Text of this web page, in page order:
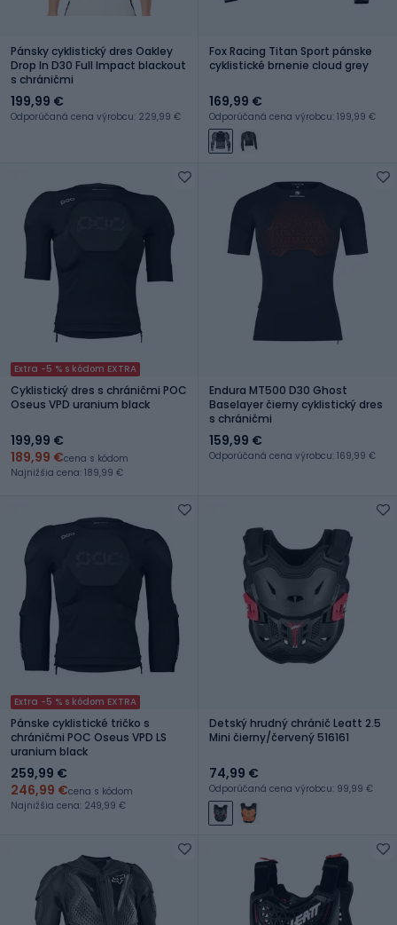
Pánsky cyklistický dres Oakley
Drop In D30 Full Impact blackout
s chráničmi
199,99 €
Odporúčaná cena výrobcu: 229,99 €
Fox Racing Titan Sport pánske
cyklistické brnenie cloud grey
169,99 €
Odporúčaná cena výrobcu: 199,99 €
Extra -5 % s kódom EXTRA
Cyklistický dres s chráničmi POC
Oseus VPD uranium black
199,99 €
189,99 €cena s kódom
Najnižšia cena: 189,99 €
Endura MT500 D30 Ghost
Baselayer čierny cyklistický dres
s chráničmi
159,99 €
Odporúčaná cena výrobcu: 169,99 €
Extra -5 % s kódom EXTRA
Pánske cyklistické tričko s
chráničmi POC Oseus VPD LS
uranium black
259,99 €
246,99 €cena s kódom
Najnižšia cena: 249,99 €
Detský hrudný chránič Leatt 2.5
Mini čierny/červený 516161
74,99 €
Odporúčaná cena výrobcu: 99,99 €